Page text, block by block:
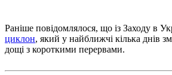
Раніше повідомлялося, що із Заходу в
циклон, який у найближчі кілька днів
дощі з короткими перервами.